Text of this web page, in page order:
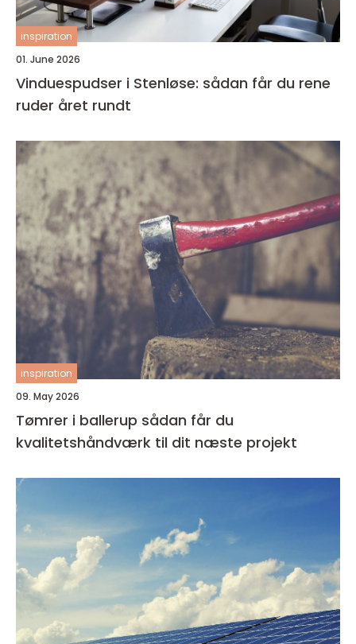
inspiration
01. June 2026
Vinduespudser i Stenløse: sådan får du rene
ruder året rundt
inspiration
09. May 2026
Tømrer i ballerup sådan får du
kvalitetshåndværk til dit næste projekt